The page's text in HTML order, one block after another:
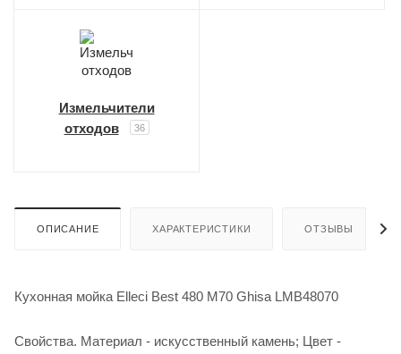
Измельчители
отходов
36
ОПИСАНИЕ ХАРАКТЕРИСТИКИ ОТЗЫВЫ
Кухонная мойка Elleci Best 480 M70 Ghisa LMB48070
Свойства. Материал - искусственный камень; Цвет -